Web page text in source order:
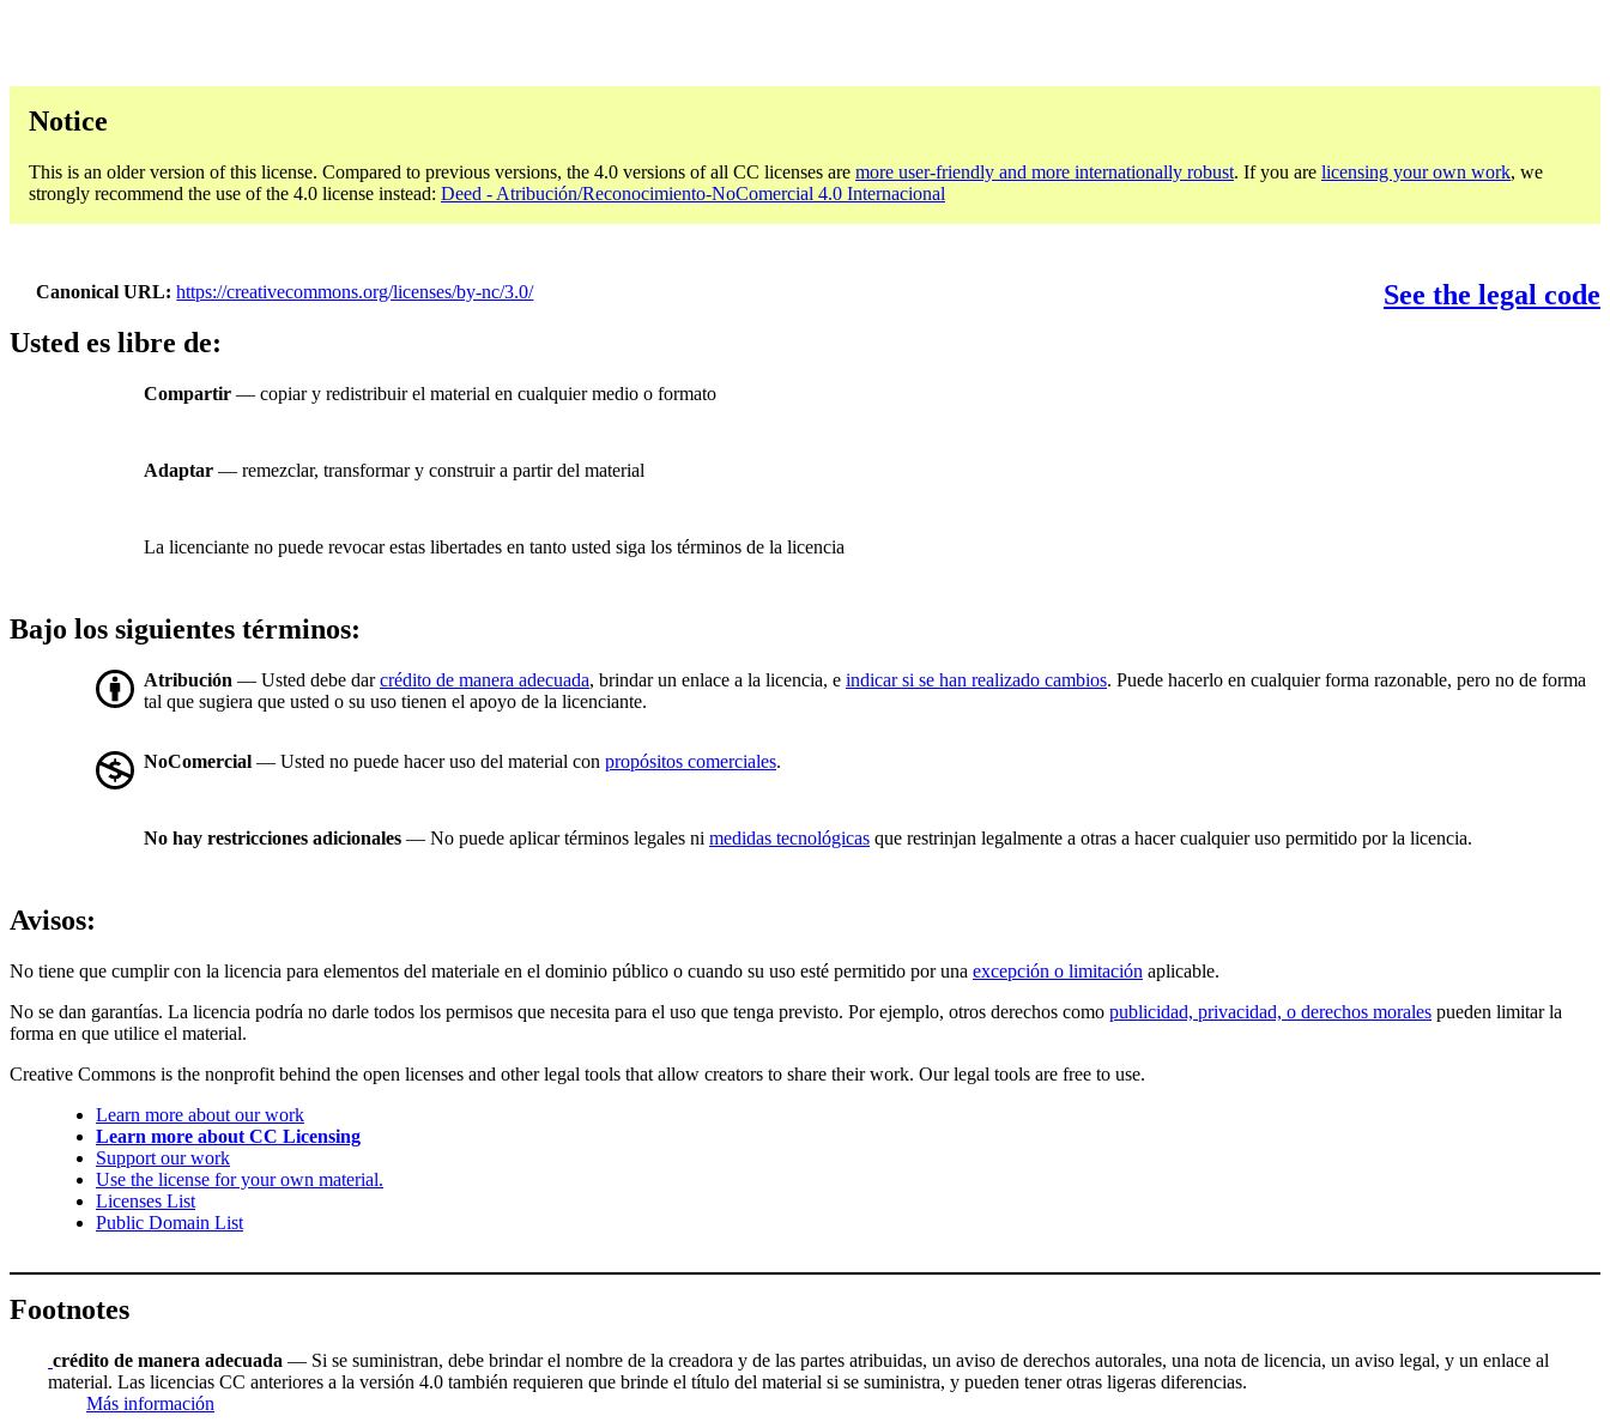
Notice
This is an older version of this license. Compared to previous versions, the 4.0 versions of all CC licenses are more user-friendly and more internationally robust. If you are licensing your own work, we
strongly recommend the use of the 4.0 license instead: Deed - Atribución/Reconocimiento-NoComercial 4.0 Internacional
Canonical URL https://creativecommons.org/licenses/by-nc/3.0/
See the legal code
Usted es libre de:
Compartir — copiar y redistribuir el material en cualquier medio o formato
Adaptar — remezclar, transformar y construir a partir del material
La licenciante no puede revocar estas libertades en tanto usted siga los términos de la licencia
Bajo los siguientes términos:
Atribución — Usted debe darcrédito de manera adecuada, brindar un enlace a la licencia, e indicar si se han realizado cambios. Puede hacerlo en cualquier forma razonable, pero no de forma
tal que sugiera que usted o su uso tienen el apoyo de la licenciante.
NoComercial — Usted no puede hacer uso del material con propósitos comerciales.
No hay restricciones adicionales — No puede aplicar términos legales ni medidas tecnológicas que restrinjan legalmente a otras a hacer cualquier uso permitido por la licencia.
Avisos:
No tiene que cumplir con la licencia para elementos del materiale en el dominio público o cuando su uso esté permitido por una excepción o limitación aplicable.
No se dan garantías. La licencia podría no darle todos los permisos que necesita para el uso que tenga previsto. Por ejemplo, otros derechos como publicidad, privacidad, o derechos morales pueden limitar la
forma en que utilice el material.
Creative Commons is the nonprofit behind the open licenses and other legal tools that allow creators to share their work. Our legal tools are free to use.
Learn more about our work
Learn more about CC Licensing
Support our work
Use the license for your own material.
Licenses List
Public Domain List
Footnotes
crédito de manera adecuada — Si se suministran, debe brindar el nombre de la creadora y de las partes atribuidas, un aviso de derechos autorales, una nota de licencia, un aviso legal, y un enlace al
material. Las licencias CC anteriores a la versión 4.0 también requieren que brinde el título del material si se suministra, y pueden tener otras ligeras diferencias.
Más información